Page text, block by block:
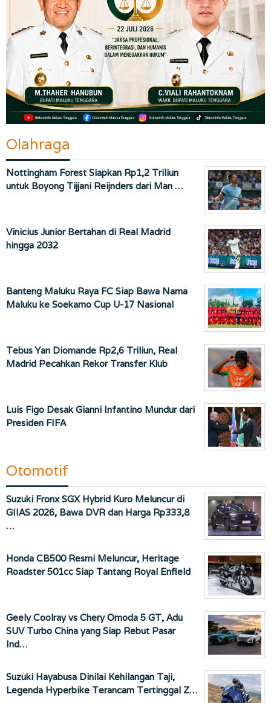
Olahraga
Nottingham Forest Siapkan Rp1,2 Triliun
untuk Boyong Tijjani Reijnders dari Man …
Vinicius Junior Bertahan di Real Madrid
hingga 2032
Banteng Maluku Raya FC Siap Bawa Nama
Maluku ke Soekarno Cup U-17 Nasional
Tebus Yan Diomande Rp2,6 Triliun, Real
Madrid Pecahkan Rekor Transfer Klub
Luis Figo Desak Gianni Infantino Mundur dari
Presiden FIFA
Otomotif
Suzuki Fronx SGX Hybrid Kuro Meluncur di
GIIAS 2026, Bawa DVR dan Harga Rp333,8
…
Honda CB500 Resmi Meluncur, Heritage
Roadster 501cc Siap Tantang Royal Enfield
Geely Coolray vs Chery Omoda 5 GT, Adu
SUV Turbo China yang Siap Rebut Pasar
Ind…
Suzuki Hayabusa Dinilai Kehilangan Taji,
Legenda Hyperbike Terancam Tertinggal Z…